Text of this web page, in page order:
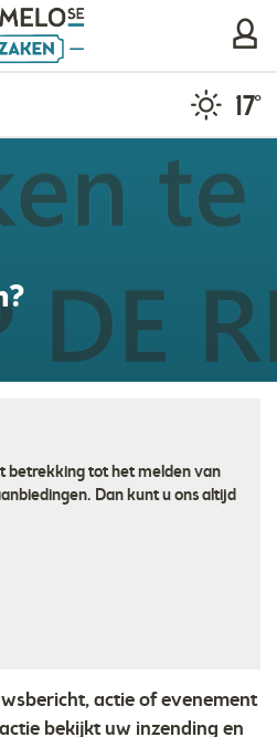
17°
betrekking tot het melden van
Dan kunt u ons altijd
actie of evenement
bekijkt uw inzending en